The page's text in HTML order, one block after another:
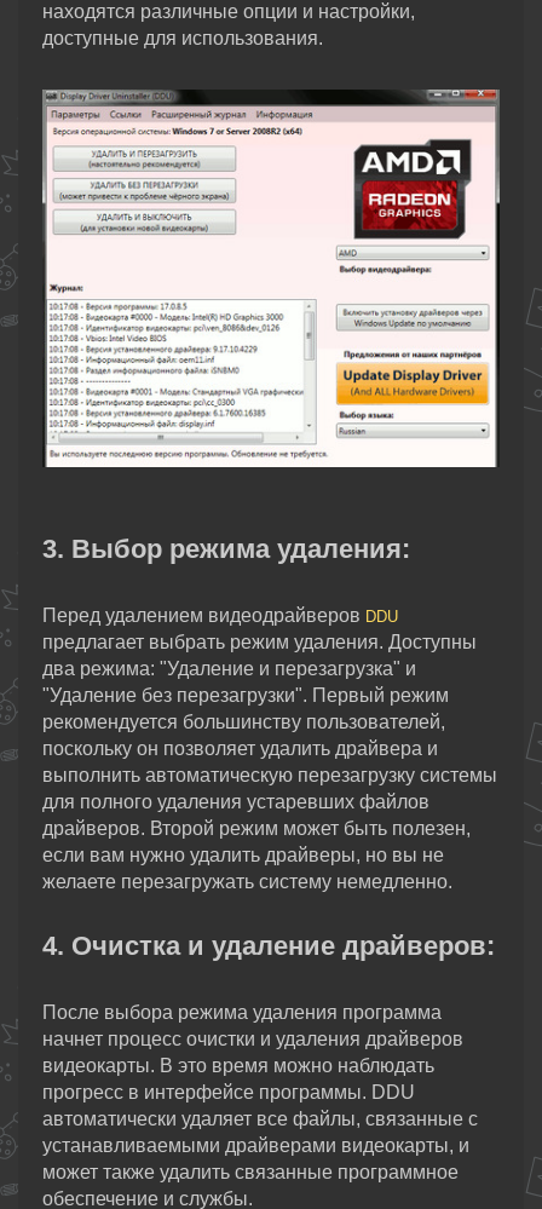
находятся различные опции и настройки,
доступные для использования.
3. Выбор режима удаления:
Перед удалением видеодрайверов DDU
предлагает выбрать режим удаления. Доступны
два режима: "Удаление и перезагрузка" и
"Удаление без перезагрузки". Первый режим
рекомендуется большинству пользователей,
поскольку он позволяет удалить драйвера и
выполнить автоматическую перезагрузку системы
для полного удаления устаревших файлов
драйверов. Второй режим может быть полезен,
если вам нужно удалить драйверы, но вы не
желаете перезагружать систему немедленно.
4. Очистка и удаление драйверов:
После выбора режима удаления программа
начнет процесс очистки и удаления драйверов
видеокарты. В это время можно наблюдать
прогресс в интерфейсе программы. DDU
автоматически удаляет все файлы, связанные с
устанавливаемыми драйверами видеокарты, и
может также удалить связанные программное
обеспечение и службы.